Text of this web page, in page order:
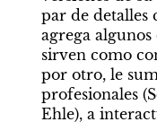
par de detalles
agrega
sirven como
por otro, le
profesionales
Ehle), a